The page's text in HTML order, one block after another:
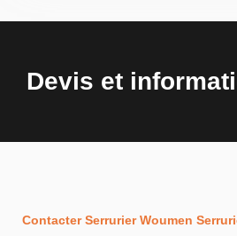
Devis et
Contacter Serrurier Woumen